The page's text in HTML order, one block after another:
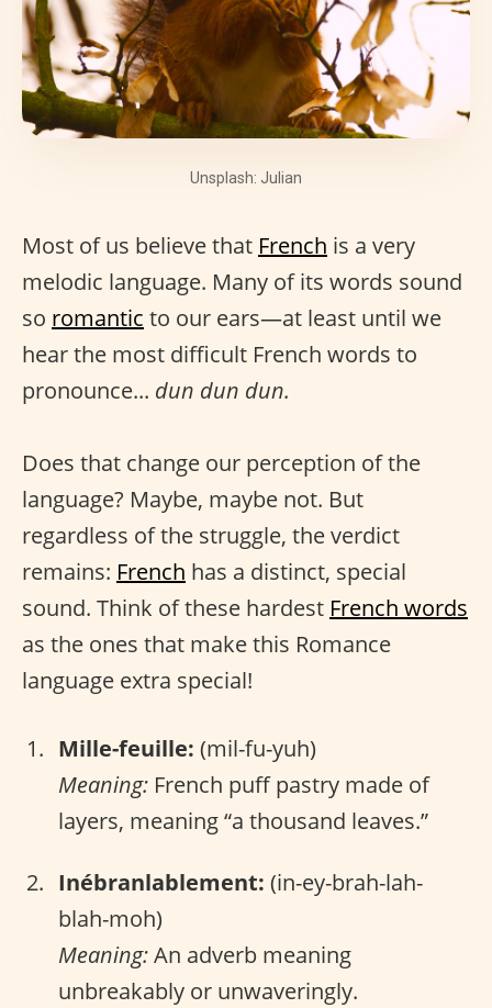
Unsplash: Julian
Most of us believe that French is a very
melodic language. Many of its words sound
so romantic to our ears—at least until we
hear the most difficult French words to
pronounce... dun dun dun.
Does that change our perception of the
language? Maybe, maybe not. But
regardless of the struggle, the verdict
remains: French has a distinct, special
sound. Think of these hardest French words
as the ones that make this Romance
language extra special!
Mille-feuille: (mil-fu-yuh)
Meaning: French puff pastry made of
layers, meaning “a thousand leaves.”
Inébranlablement: (in-ey-brah-lah-
blah-moh)
Meaning:An adverb meaning
unbreakably or unwaveringly.